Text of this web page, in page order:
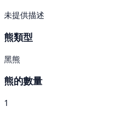
未提供描述
熊類型
黑熊
熊的數量
1